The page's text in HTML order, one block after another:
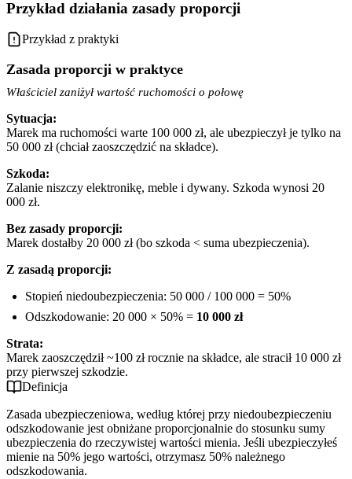
Przykład działania zasady proporcji
Przykład z praktyki
Zasada proporcji w praktyce
Właściciel zaniżył wartość ruchomości o połowę
Sytuacja:
Marek ma ruchomości warte 100 000 zł, ale ubezpieczył je tylko na
50 000 zł (chciał zaoszczędzić na składce).
Szkoda:
Zalanie niszczy elektronikę, meble i dywany. Szkoda wynosi 20
000 zł.
Bez zasady proporcji:
Marek dostałby 20 000 zł (bo szkoda < suma ubezpieczenia).
Z zasadą proporcji:
Stopień niedoubezpieczenia: 50 000 / 100 000 = 50%
Odszkodowanie: 20 000 × 50% = 10 000 zł
Strata:
Marek zaoszczędził ~100 zł rocznie na składce, ale stracił 10 000 zł
przy pierwszej szkodzie.
Definicja
Zasada ubezpieczeniowa, według której przy niedoubezpieczeniu
odszkodowanie jest obniżane proporcjonalnie do stosunku sumy
ubezpieczenia do rzeczywistej wartości mienia. Jeśli ubezpieczyłeś
mienie na 50% jego wartości, otrzymasz 50% należnego
odszkodowania.